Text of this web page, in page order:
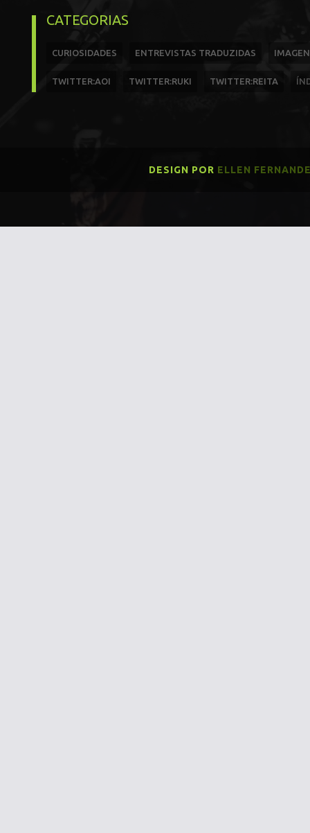
CATEGORIAS
CURIOSIDADES ENTREVISTAS TRADUZIDAS
TWITTER:AOI TWITTER:RUKI TWITTER:REITA
DESIGN POR ELLEN